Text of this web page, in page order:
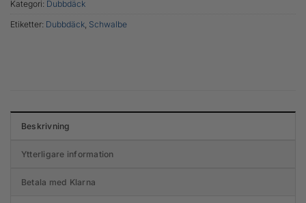
Kategori: Dubbdäck
Etiketter: Dubbdäck, Schwalbe
Beskrivning
Ytterligare information
Betala med Klarna